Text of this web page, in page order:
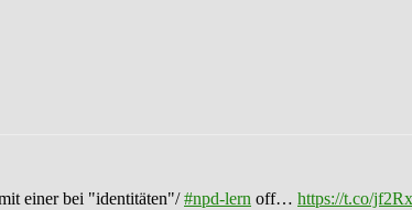
einer bei "identitäten"/#npd-lern off… https://t.co/